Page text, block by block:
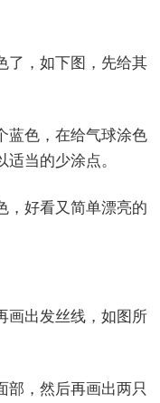
了，如下图，先给其
蓝色，在给气球涂色
当的少涂点。
，好看又简单漂亮的
画出发丝线，如图所
部，然后再画出两只